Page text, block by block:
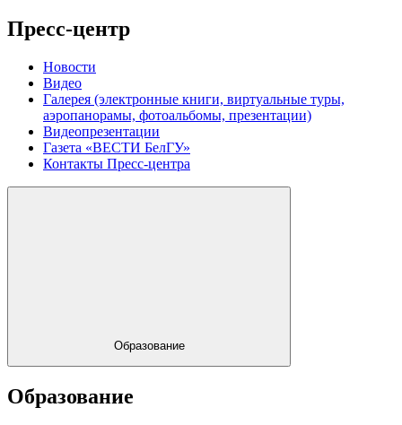
Пресс-центр
Новости
Видео
Галерея (электронные книги, виртуальные туры,
аэропанорамы, фотоальбомы, презентации)
Видеопрезентации
Газета «ВЕСТИ БелГУ»
Контакты Пресс-центра
Образование
Образование